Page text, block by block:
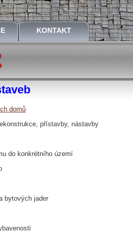
KONTAKT
domů
přístavby, nástavby
do konkrétního území
bytových jader